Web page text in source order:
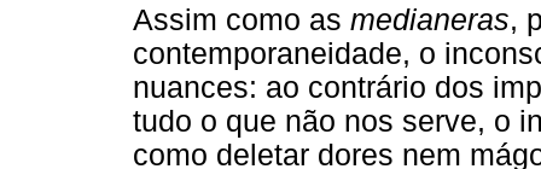
Assim como as medianeras,
contemporaneidade, o
nuances: ao contrário dos
tudo o que não nos serve, o
como deletar dores nem